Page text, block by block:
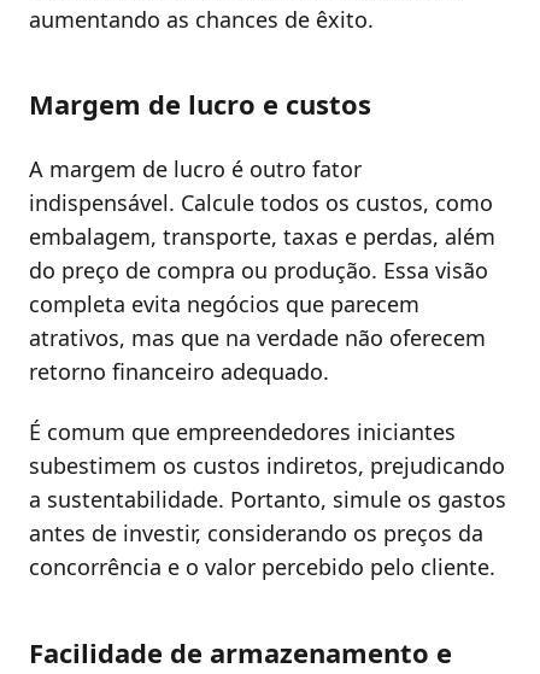
aumentando as chances de êxito.
Margem de lucro e custos
A margem de lucro é outro fator
indispensável. Calcule todos os custos, como
embalagem, transporte, taxas e perdas, além
do preço de compra ou produção. Essa visão
completa evita negócios que parecem
atrativos, mas que na verdade não oferecem
retorno financeiro adequado.
É comum que empreendedores iniciantes
subestimem os custos indiretos, prejudicando
a sustentabilidade. Portanto, simule os gastos
antes de investir, considerando os preços da
concorrência e o valor percebido pelo cliente.
Facilidade de armazenamento e